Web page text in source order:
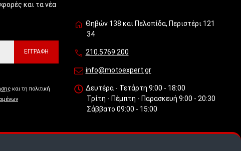
και τα νέα
ΕΓΓΡΑΦΉ
και τη πολιτική
Θηβών 138 και Πελοπίδα, Περιστέρι 121
34
210.5769.200
info@motoexpert.gr
Δευτέρα - Τετάρτη 9:00 - 18:00
Τρίτη - Πέμπτη - Παρασκευή 9:00 - 20:30
Σάββατο 09:00 - 15:00